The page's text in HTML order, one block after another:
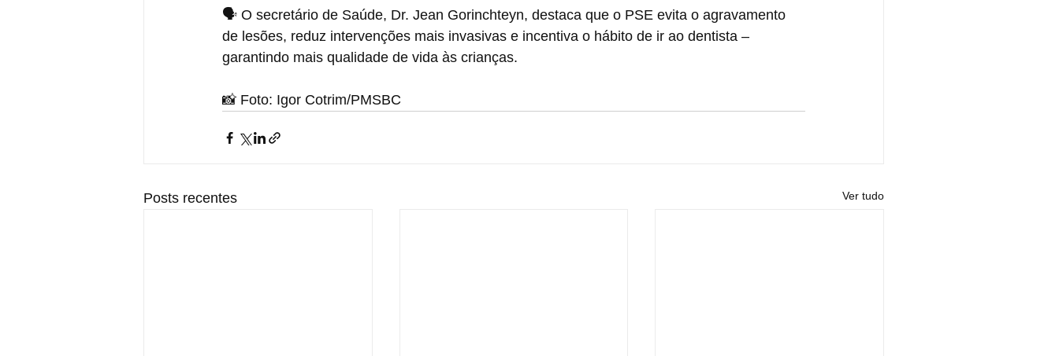
🗣️ O secretário de Saúde, Dr. Jean Gorinchteyn, destaca que o PSE evita o agravamento
de lesões, reduz intervenções mais invasivas e incentiva o hábito de ir ao dentista –
garantindo mais qualidade de vida às crianças.
📸 Foto: Igor Cotrim/PMSBC
Posts recentes Ver tudo